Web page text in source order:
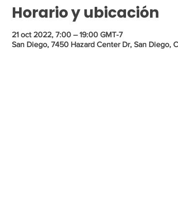
Horario y ubicación
21 oct 2022, 7:00 – 19:00 GMT-7
San Diego, 7450 Hazard Center Dr, San Diego,